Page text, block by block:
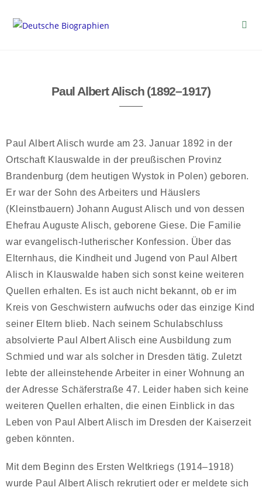
Paul Albert Alisch (1892–1917)
Paul Albert Alisch wurde am 23. Januar 1892 in der
Ortschaft Klauswalde in der preußischen Provinz
Brandenburg (dem heutigen Wystok in Polen) geboren.
Er war der Sohn des Arbeiters und Häuslers
(Kleinstbauern) Johann August Alisch und von dessen
Ehefrau Auguste Alisch, geborene Giese. Die Familie
war evangelisch-lutherischer Konfession. Über das
Elternhaus, die Kindheit und Jugend von Paul Albert
Alisch in Klauswalde haben sich sonst keine weiteren
Quellen erhalten. Es ist auch nicht bekannt, ob er im
Kreis von Geschwistern aufwuchs oder das einzige Kind
seiner Eltern blieb. Nach seinem Schulabschluss
absolvierte Paul Albert Alisch eine Ausbildung zum
Schmied und war als solcher in Dresden tätig. Zuletzt
lebte der alleinstehende Arbeiter in einer Wohnung an
der Adresse Schäferstraße 47. Leider haben sich keine
weiteren Quellen erhalten, die einen Einblick in das
Leben von Paul Albert Alisch im Dresden der Kaiserzeit
geben könnten.
Mit dem Beginn des Ersten Weltkriegs (1914–1918)
wurde Paul Albert Alisch rekrutiert oder er meldete sich